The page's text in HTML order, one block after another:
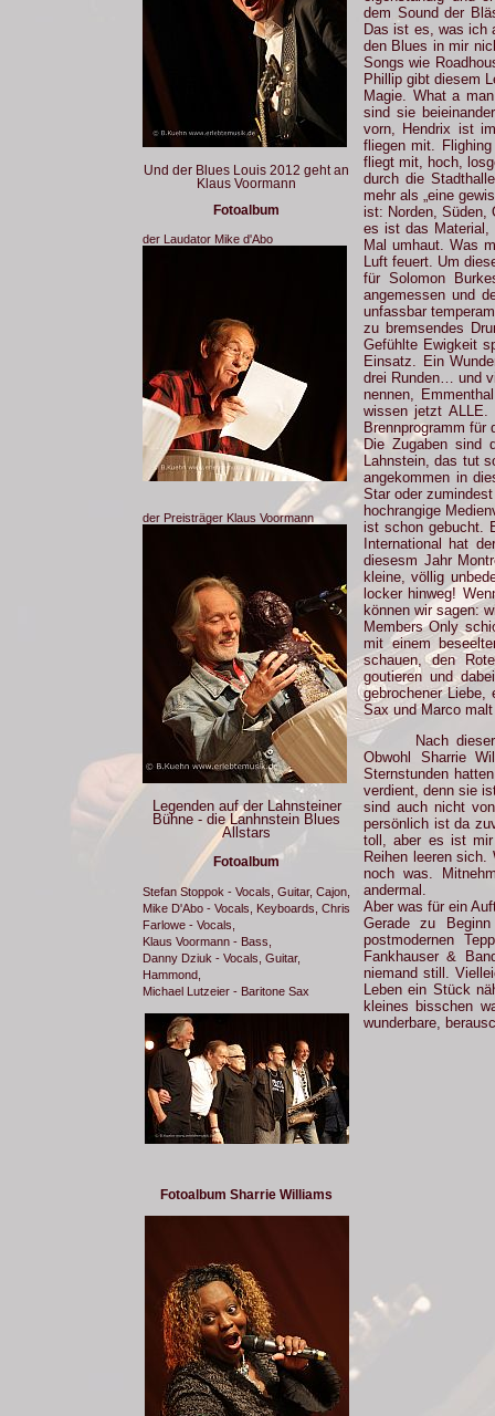
Und der Blues Louis 2012 geht an
Klaus Voormann
Fotoalbum
der Laudator Mike d'Abo
der Preisträger Klaus Voormann
Legenden auf der Lahnsteiner
Bühne - die Lanhnstein Blues
Allstars
Fotoalbum
Stefan Stoppok - Vocals, Guitar, Cajon,
Mike D'Abo - Vocals, Keyboards, Chris
Farlowe - Vocals,
Klaus Voormann - Bass,
Danny Dziuk - Vocals, Guitar,
Hammond,
Michael Lutzeier - Baritone Sax
Fotoalbum Sharrie Williams
dem Sound der
Das ist es, was ich
den Blues in mir
Songs wie
Phillip gibt diesem
Magie. What a
sind sie
vorn, Hendrix ist
fliegen mit.
fliegt mit, hoch,
durch die
mehr als „eine
ist: Norden, Süden,
es ist das
Mal umhaut. Was
Luft feuert. Um
für Solomon
angemessen und
unfassbar
zu bremsendes
Gefühlte Ewigkeit
Einsatz. Ein
drei Runden… und
nennen,
wissen jetzt ALLE.
Brennprogramm für
Die Zugaben sind
Lahnstein, das tut
angekommen in
Star oder
hochrangige
ist schon gebucht.
International hat
diesesm Jahr
kleine, völlig
locker hinweg!
können wir sagen:
Members Only
mit einem
schauen, den
goutieren und
gebrochener
Sax und Marco
Nach
Obwohl Sharrie
Sternstunden
verdient, denn sie
sind auch nicht
persönlich ist da
toll, aber es ist
Reihen leeren
noch was.
andermal.
Aber was für ein
Gerade zu
postmodernen
Fankhauser &
niemand still.
Leben ein Stück
kleines bisschen
wunderbare,